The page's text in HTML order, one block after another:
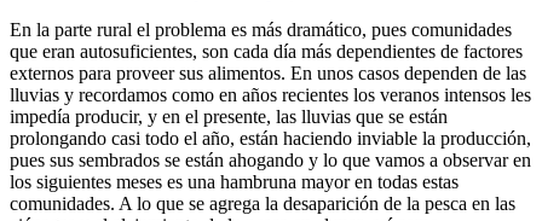
En la parte rural el problema es más dramático, pues comunidades
que eran autosuficientes, son cada día más dependientes de factores
externos para proveer sus alimentos. En unos casos dependen de las
lluvias y recordamos como en años recientes los veranos intensos les
impedía producir, y en el presente, las lluvias que se están
prolongando casi todo el año, están haciendo inviable la producción,
pues sus sembrados se están ahogando y lo que vamos a observar en
los siguientes meses es una hambruna mayor en todas estas
comunidades. A lo que se agrega la desaparición de la pesca en las